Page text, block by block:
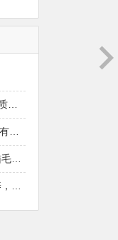
！
策。
产品！
了